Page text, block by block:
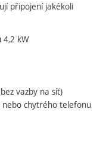
připojení jakékoli
4,2 kW
vazby na síť)
chytrého telefonu